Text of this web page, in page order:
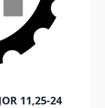
11,25-24